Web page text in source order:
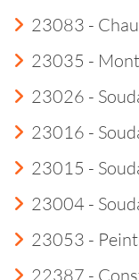
23083 -
23035 -
23026 -
23016 -
23015 -
23004 -
23053 -
22387 -